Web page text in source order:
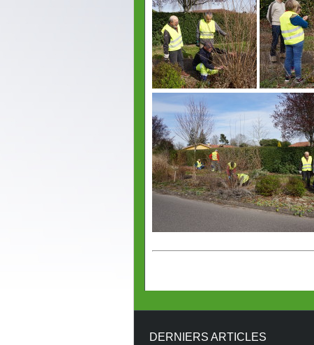
DERNIERS ARTICLES